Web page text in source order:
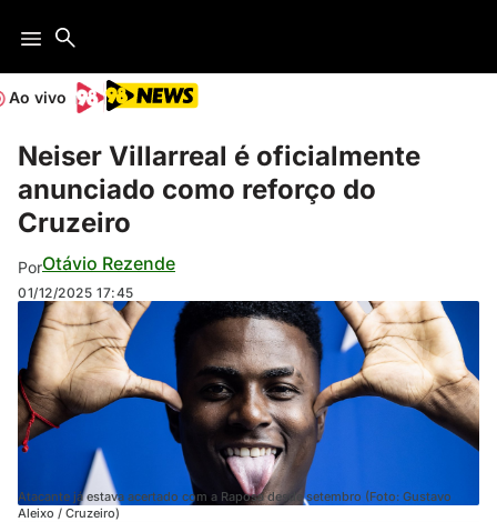
Ao vivo
Neiser Villarreal é oficialmente
anunciado como reforço do
Cruzeiro
PorOtávio Rezende
01/12/2025 17:45
Atacante já estava acertado com a Raposa desde setembro (Foto: Gustavo
Aleixo / Cruzeiro)